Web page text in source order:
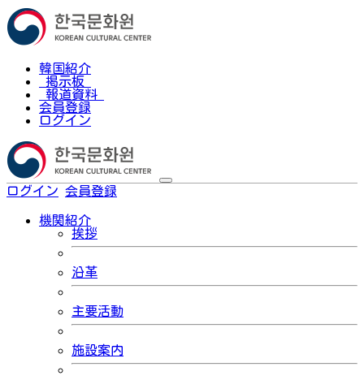
韓国紹介
掲示板
報道資料
会員登録
ログイン
ログイン 会員登録
機関紹介
挨拶
沿革
主要活動
施設案内